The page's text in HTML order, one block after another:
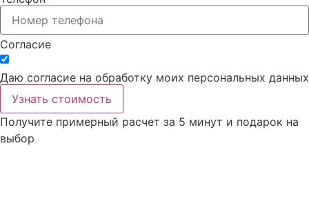
Согласие
Даю согласие на обработку моих персональных данных
Узнать стоимость
Получите примерный расчет за 5 минут и подарок на
выбор